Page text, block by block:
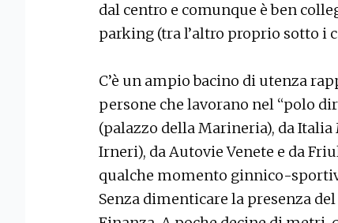
dal centro e comunque è ben
parking (tra l’altro proprio sotto i
C’è un ampio bacino di utenza
persone che lavorano nel “polo
(palazzo della Marineria), da
Irneri), da Autovie Venete e da
qualche momento ginnico-
Senza dimenticare la presenza